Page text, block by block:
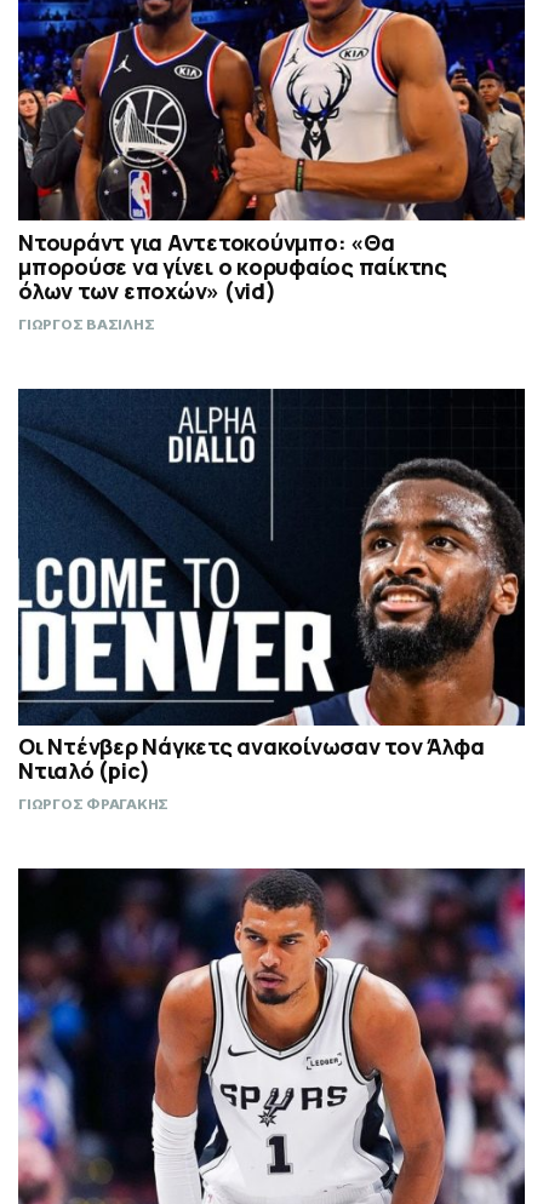
Ντουράντ για Αντετοκούνμπο: «Θα
μπορούσε να γίνει ο κορυφαίος παίκτης
όλων των εποχών» (vid)
ΓΙΩΡΓΟΣ ΒΑΣΙΛΗΣ
Οι Ντένβερ Νάγκετς ανακοίνωσαν τον Άλφα
Ντιαλό (pic)
ΓΙΩΡΓΟΣ ΦΡΑΓΑΚΗΣ